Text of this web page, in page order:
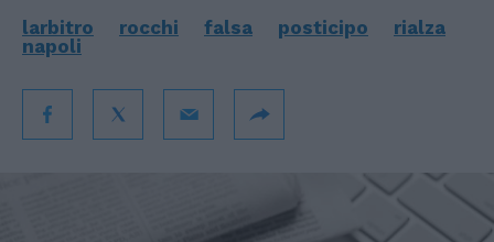
larbitro rocchi falsa posticipo
rialza
napoli